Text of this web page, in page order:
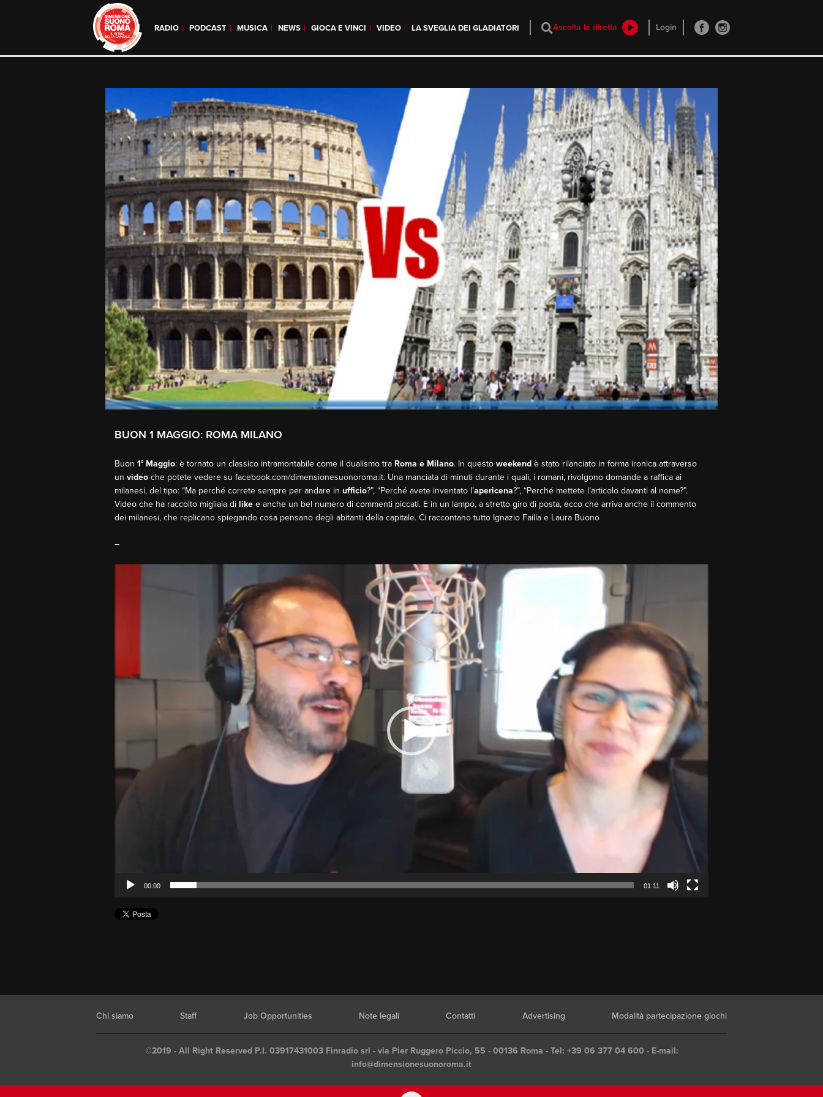
RADIO PODCAST MUSICA NEWS GIOCA E VINCI VIDEO LA SVEGLIA DEI GLADIATORI Ascolta la diretta Login
BUON 1 MAGGIO: ROMA MILANO
Buon 1° Maggio: è tornato un classico intramontabile come il dualismo tra Roma e Milano. In questo weekend è stato rilanciato in forma ironica attraverso
un video che potete vedere su facebook.com/dimensionesuonoroma.it. Una manciata di minuti durante i quali, i romani, rivolgono domande a raffica ai
milanesi, del tipo: “Ma perché correte sempre per andare in ufficio?”, “Perché avete inventato l’apericena?”, “Perché mettete l’articolo davanti al nome?”.
Video che ha raccolto migliaia di like e anche un bel numero di commenti piccati. E in un lampo, a stretto giro di posta, ecco che arriva anche il commento
dei milanesi, che replicano spiegando cosa pensano degli abitanti della capitale. Ci raccontano tutto Ignazio Failla e Laura Buono
–
00:00 01:11
Chi siamo Staff Job Opportunities Note legali Contatti Advertising Modalità partecipazione giochi
©2019 - All Right Reserved P.I. 03917431003 Finradio srl - via Pier Ruggero Piccio, 55 - 00136 Roma - Tel: +39 06 377 04 600 - E-mail:
info@dimensionesuonoroma.it